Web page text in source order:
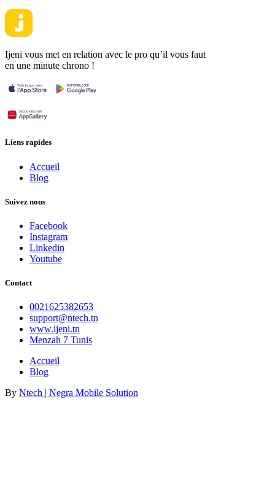
Ijeni vous met en relation avec le pro qu’il vous faut
en une minute chrono !
Liens rapides
Accueil
Blog
Suivez nous
Facebook
Instagram
Linkedin
Youtube
Contact
0021625382653
support@ntech.tn
www.ijeni.tn
Menzah 7 Tunis
Accueil
Blog
By Ntech | Negra Mobile Solution